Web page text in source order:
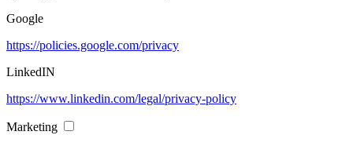
Google
https://policies.google.com/privacy
LinkedIN
https://www.linkedin.com/legal/privacy-policy
Marketing